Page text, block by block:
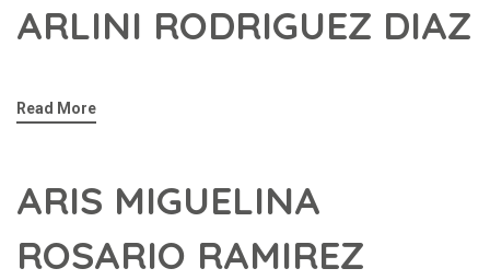
ARLINI RODRIGUEZ DIAZ
Read More
ARIS MIGUELINA
ROSARIO RAMIREZ